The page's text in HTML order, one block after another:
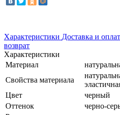
Характеристики Доставка и
возврат
Характеристики
Материал
Свойства материала
Цвет
черный
Оттенок
черно-